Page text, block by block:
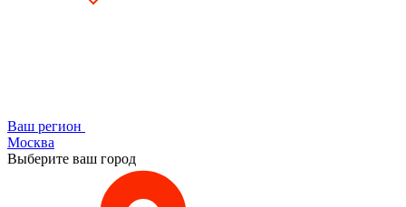
Ваш регион
Москва
Выберите ваш город